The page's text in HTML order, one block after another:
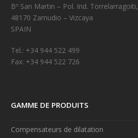
Bº San Martin – Pol. Ind.
48170 Zamudio – Vizcaya
SPAIN
Tel.: +34 944 522 499
Fax: +34 944 522 726
GAMME DE PRODUITS
Compensateurs de dilatation